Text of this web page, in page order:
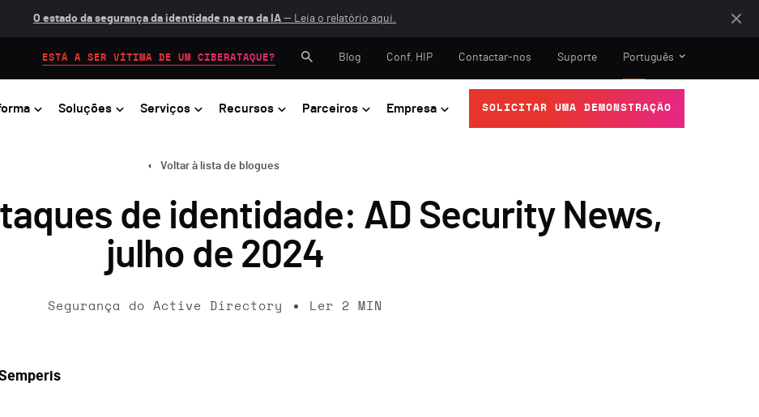
O estado da segurança da identidade na era da IA — Leia o relatório aqui.
Soluções Serviços Recursos Parceiros Empresa SOLICITAR UMA DEMONSTRAÇÃO
ESTÁ A SER VÍTIMA DE UM CIBERATAQUE? Blog Conf. HIP Contactar-nos Suporte Português
Voltar à lista de blogues
de identidade: AD Security News,
julho de 2024
Segurança do Active Directory Ler 2 MIN